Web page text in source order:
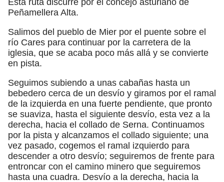
Peñamellera Alta.
Salimos del pueblo de Mier por el puente sobre el
río Cares para continuar por la carretera de la
iglesia, que se acaba poco más allá y se convierte
en pista.
Seguimos subiendo a unas cabañas hasta un
bebedero cerca de un desvío y giramos por el ramal
de la izquierda en una fuerte pendiente, que pronto
se suaviza, hasta el siguiente desvío, esta vez a la
derecha, hacia el collado de Serna. Continuamos
por la pista y alcanzamos el collado siguiente; una
vez pasado, cogemos el ramal izquierdo para
descender a otro desvío; seguiremos de frente para
entroncar con el camino minero que seguiremos
hasta una cuadra. Desvío a la derecha, hacia la